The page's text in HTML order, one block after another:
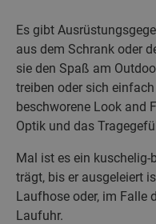
Es gibt
aus dem Schrank oder
sie den Spaß am
treiben oder sich
beschworene Look and
Optik und das
Mal ist es ein kuschelig-
trägt, bis er ausgeleiert
Laufhose oder, im Falle
Laufuhr.